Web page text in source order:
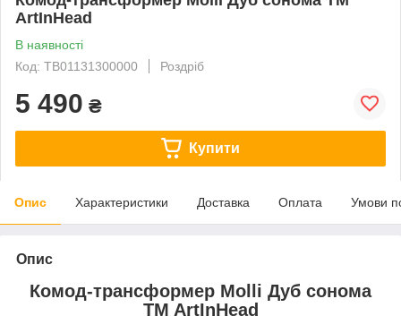
ArtInHead
В наявності
Код: TB01131300000
Роздріб
5 490 ₴
Купити
Опис Характеристики Доставка Оплата Умови
Опис
Комод-трансформер Molli Дуб сонома
TM ArtInHead